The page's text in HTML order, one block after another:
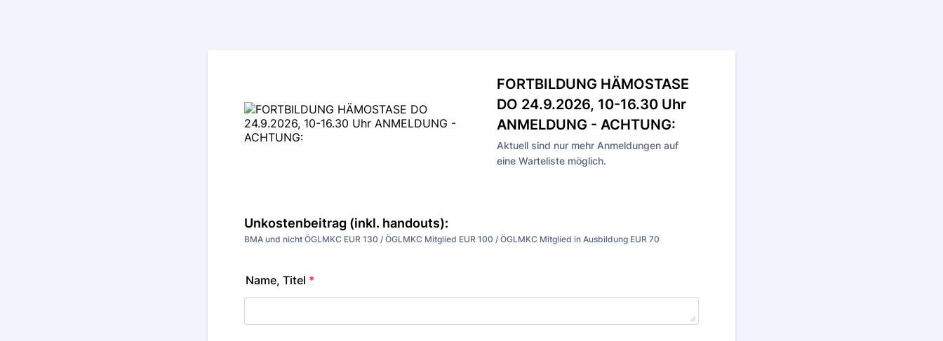
FORTBILDUNG HÄMOSTASE
DO 24.9.2026, 10-16.30 Uhr
ANMELDUNG - ACHTUNG:
Aktuell sind nur mehr Anmeldungen auf
eine Warteliste möglich.
Unkostenbeitrag (inkl. handouts):
BMA und nicht ÖGLMKC EUR 130 / ÖGLMKC Mitglied EUR 100 / ÖGLMKC Mitglied in Ausbildung EUR 70
Name, Titel *